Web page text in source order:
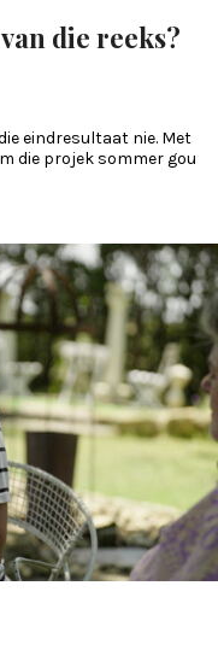
die reeks?
eindresultaat nie. Met
die projek sommer gou